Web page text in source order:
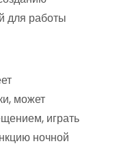
для работы
может
играть
ночной